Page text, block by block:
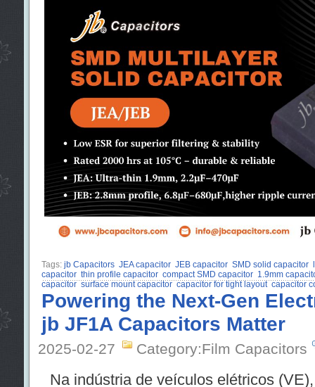
Tags: jb Capacitors JEA capacitor JEB capacitor SMD solid capacitor
capacitor thin profile capacitor compact SMD capacitor 1.9mm
capacitor surface mount capacitor capacitor for tight layout capacitor
Powering the Next-Gen
jb JF1A Capacitors Matter
2025-02-27 Category:Film Capacitors
Na indústria de veículos elétricos